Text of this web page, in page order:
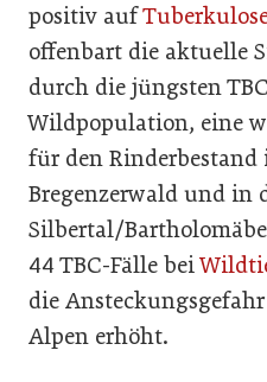
positiv auf
offenbart die aktuelle
durch die jüngsten
Wildpopulation, eine
für den Rinderbestand
Bregenzerwald und in
Silbertal/
44 TBC-Fälle bei
die
Alpen erhöht.